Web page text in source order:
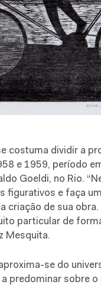
costuma dividir a
e 1959, período
Goeldi, no Rio.
figurativos e faça
criação de sua
particular de
Mesquita.
se do
predominar sobre o